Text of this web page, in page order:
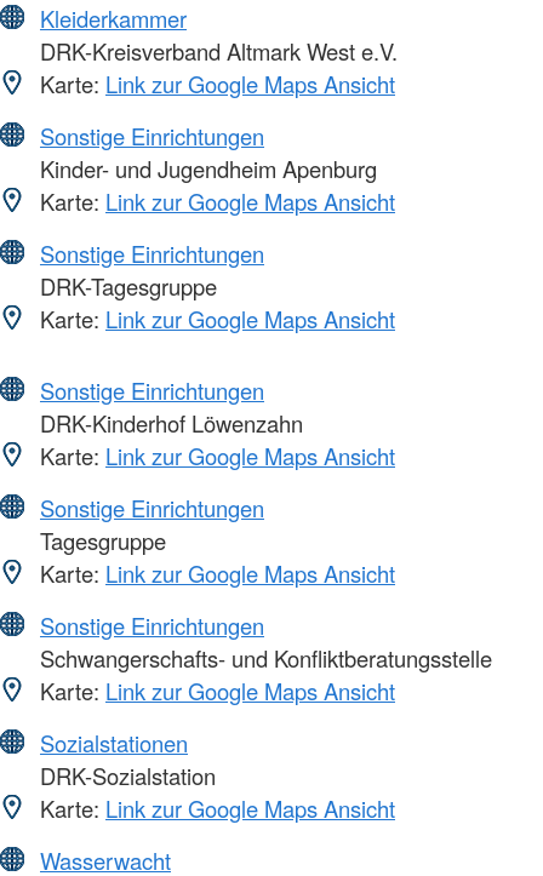
Kleiderkammer
DRK-Kreisverband Altmark West e.V.
Karte: Link zur Google Maps Ansicht
Sonstige Einrichtungen
Kinder- und Jugendheim Apenburg
Karte: Link zur Google Maps Ansicht
Sonstige Einrichtungen
DRK-Tagesgruppe
Karte: Link zur Google Maps Ansicht
Sonstige Einrichtungen
DRK-Kinderhof Löwenzahn
Karte: Link zur Google Maps Ansicht
Sonstige Einrichtungen
Tagesgruppe
Karte: Link zur Google Maps Ansicht
Sonstige Einrichtungen
Schwangerschafts- und Konfliktberatungsstelle
Karte: Link zur Google Maps Ansicht
Sozialstationen
DRK-Sozialstation
Karte: Link zur Google Maps Ansicht
Wasserwacht